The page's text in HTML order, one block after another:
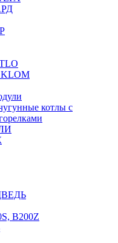
KLOM
котлы с
B200Z